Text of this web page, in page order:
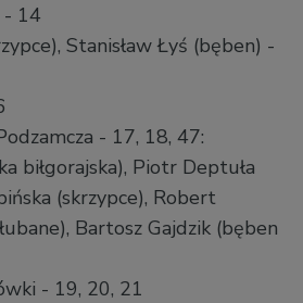
- 14
Stanisław Łyś (bęben) -
- 17, 18, 47:
biłgorajska), Piotr Deptuła
(skrzypce), Robert
Bartosz Gajdzik (bęben
- 19, 20, 21